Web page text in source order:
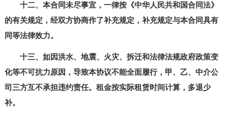
十二、本合同未尽事宜，一律按《中华人民共和国合同法》
的有关规定，经双方协商作了补充规定，补充规定与本合同具有
同等法律效力。
十三、如因洪水、地震、火灾、拆迁和法律法规政府政策变
化等不可抗力原因，导致本协议不能全面履行，甲、乙、中介公
司三方互不承担违约责任。租金按实际租赁时间计算，多退少
补。